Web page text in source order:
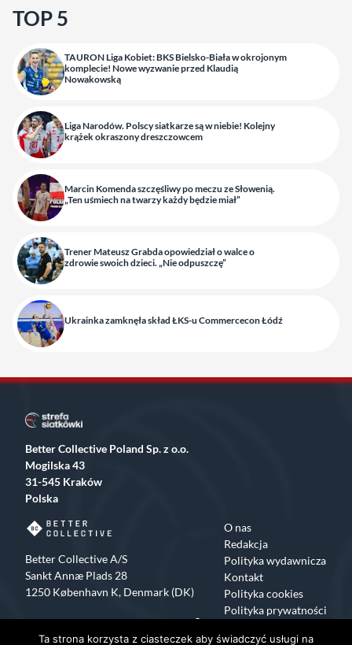
TOP 5
TAURON Liga Kobiet: BKS Bielsko-Biała w okrojonym
komplecie! Nowe wyzwanie przed Klaudią
Nowakowską
Liga Narodów. Polscy siatkarze są w niebie! Kolejny
krążek okraszony dreszczowcem
Marcin Komenda szczęśliwy po meczu ze Słowenią.
„Ten uśmiech na twarzy każdy będzie miał”
Trener Mateusz Grabda opowiedział o walce o
zdrowie swoich dzieci. „Nie odpuszczę”
Ukrainka zamknęła skład ŁKS-u Commercecon Łódź
Better Collective Poland Sp. z o.o.
Mogilska 43
31-545 Kraków
Polska
Better Collective A/S
Sankt Annæ Plads 28
1250 København K, Denmark (DK)
O nas
Redakcja
Polityka wydawnicza
Kontakt
Polityka cookies
Polityka prywatności
Facebook
X Instagram
TikTok
Ta strona korzysta z ciasteczek aby świadczyć usługi na